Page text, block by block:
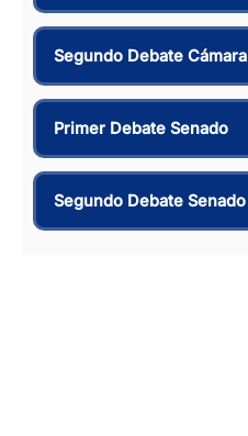
Segundo Debate Cámara
Primer Debate Senado
Segundo Debate Senado